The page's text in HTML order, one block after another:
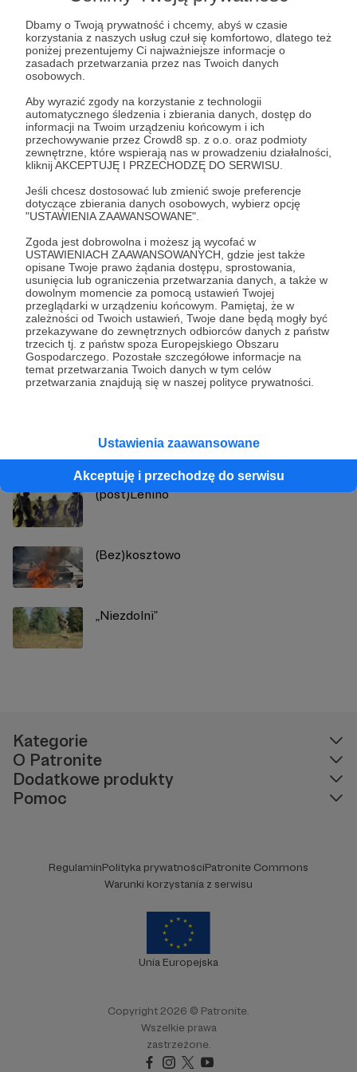
Dbamy o Twoją prywatność i chcemy, abyś w czasie
korzystania z naszych usług czuł się komfortowo, dlatego też
poniżej prezentujemy Ci najważniejsze informacje o
zasadach przetwarzania przez nas Twoich danych
osobowych.
Aby wyrazić zgody na korzystanie z technologii
automatycznego śledzenia i zbierania danych, dostęp do
informacji na Twoim urządzeniu końcowym i ich
przechowywanie przez Crowd8 sp. z o.o. oraz podmioty
zewnętrzne, które wspierają nas w prowadzeniu działalności,
kliknij AKCEPTUJĘ I PRZECHODZĘ DO SERWISU.
Jeśli chcesz dostosować lub zmienić swoje preferencje
dotyczące zbierania danych osobowych, wybierz opcję
"USTAWIENIA ZAAWANSOWANE".
Zgoda jest dobrowolna i możesz ją wycofać w
USTAWIENIACH ZAAWANSOWANYCH, gdzie jest także
opisane Twoje prawo żądania dostępu, sprostowania,
usunięcia lub ograniczenia przetwarzania danych, a także w
dowolnym momencie za pomocą ustawień Twojej
przeglądarki w urządzeniu końcowym. Pamiętaj, że w
zależności od Twoich ustawień, Twoje dane będą mogły być
przekazywane do zewnętrznych odbiorców danych z państw
trzecich tj. z państw spoza Europejskiego Obszaru
Gospodarczego. Pozostałe szczegółowe informacje na
temat przetwarzania Twoich danych w tym celów
przetwarzania znajdują się w naszej polityce prywatności.
Ustawienia zaawansowane
Akceptuję i przechodzę do serwisu
Zostań Patronem
Zaloguj się
SBU HUR kolaboracja współpraca z wrogiem
zamachy bombowe amnestia okupacja
Jewhen Ananiewski
Udostępnij
Marcin Ogdowski
Zobacz profil autora
Zobacz również
(post)Lenino
(Bez)kosztowo
„Niezdolni”
Kategorie
O Patronite
Dodatkowe produkty
Pomoc
RegulaminPolityka prywatnościPatronite Commons
Warunki korzystania z serwisu
Unia Europejska
Copyright 2026 © Patronite.
Wszelkie prawa
zastrzeżone.